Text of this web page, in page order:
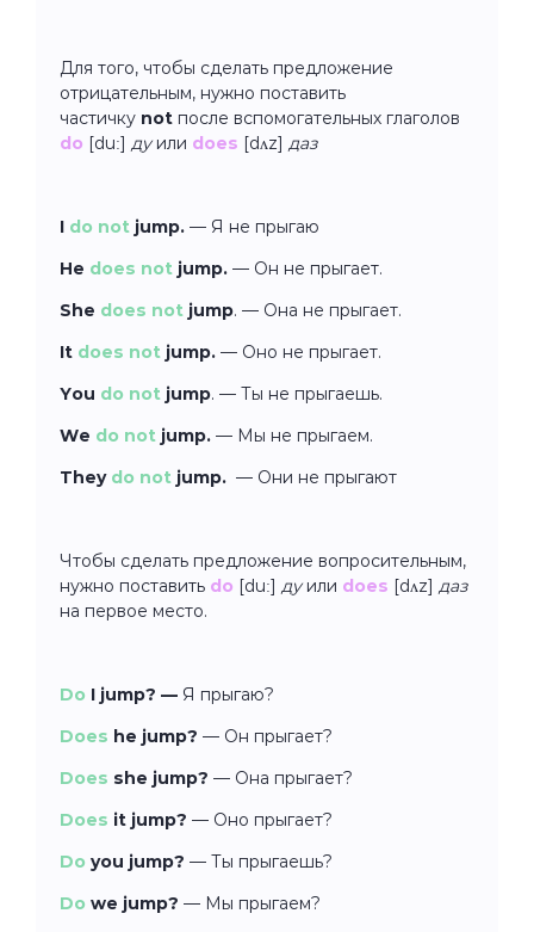
Для того, чтобы сделать предложение
отрицательным, нужно поставить
частичку not после вспомогательных глаголов
do [duː] дуили does [dʌz] даз
I do not jump. — Я не прыгаю
He does not jump. — Он не прыгает.
She does not jump. — Она не прыгает.
It does not jump. — Оно не прыгает.
You do not jump. — Ты не прыгаешь.
We do not jump. — Мы не прыгаем.
They do not jump. — Они не прыгают
Чтобы сделать предложение вопросительным,
нужно поставить do [duː] дуили does [dʌz] даз
на первое место.
Do I jump? — Я прыгаю?
Does he jump? — Он прыгает?
Does she jump? — Она прыгает?
Does it jump? — Оно прыгает?
Do you jump? — Ты прыгаешь?
Do we jump? — Мы прыгаем?